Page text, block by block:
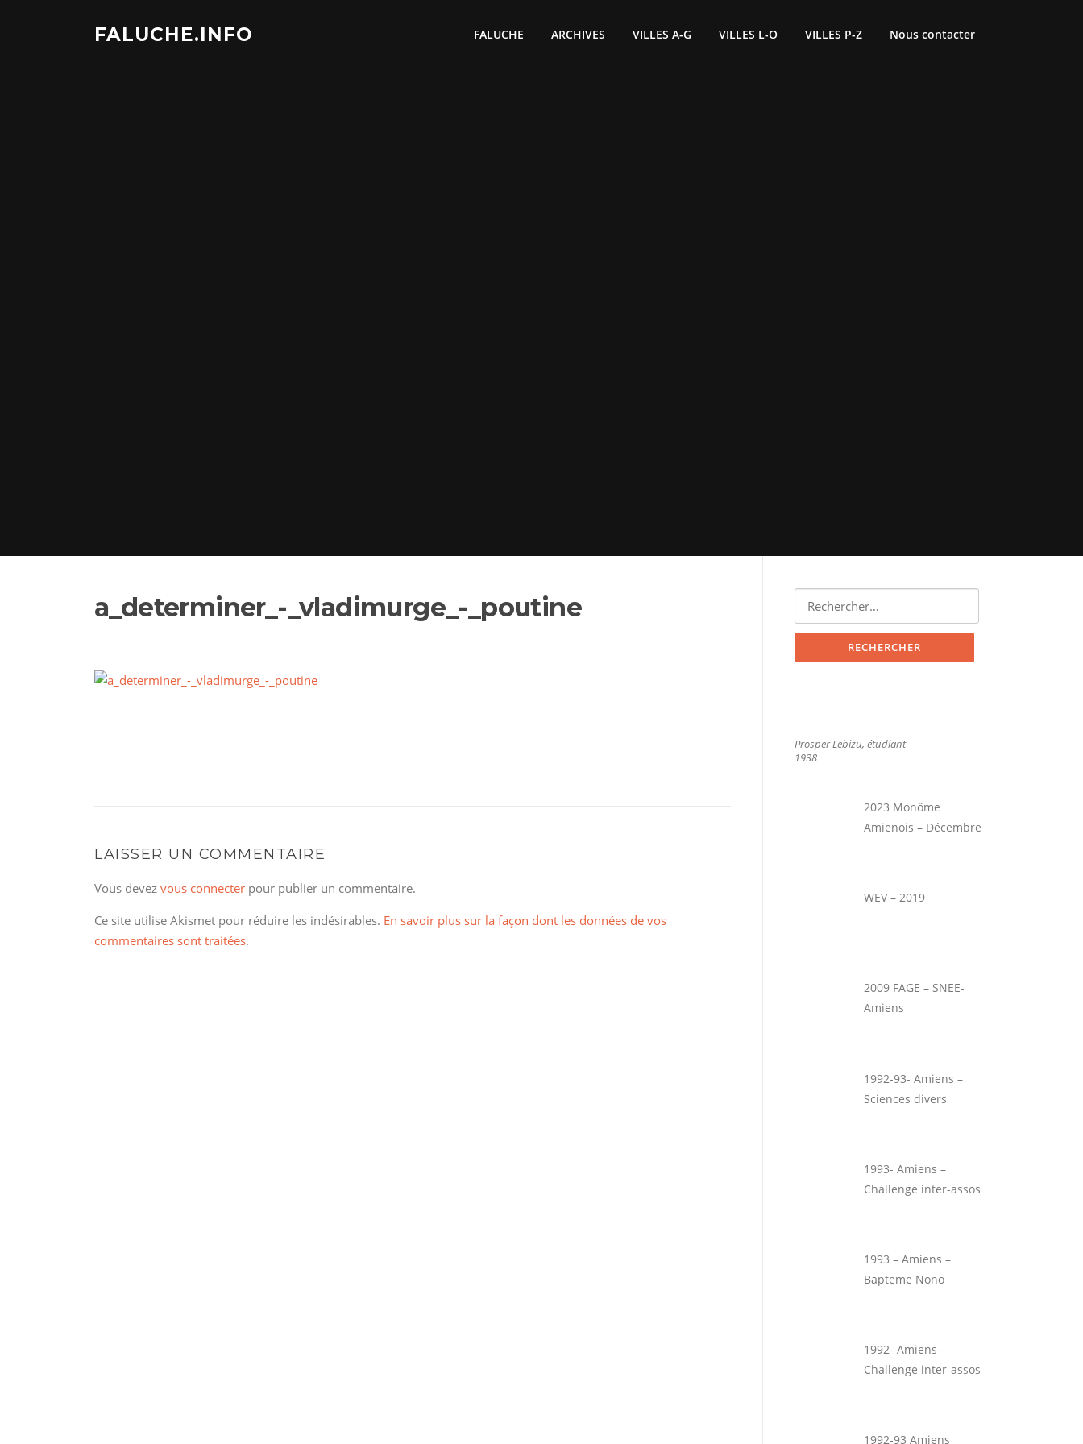
FALUCHE.INFO FALUCHE ARCHIVES VILLES A-G VILLES L-O VILLES P-Z Nous contacter
a_determiner_-_vladimurge_-_poutine
LAISSER UN COMMENTAIRE
Vous devez vous connecter pour publier un commentaire.
Ce site utilise Akismet pour réduire les indésirables. En savoir plus sur la façon dont les données de vos
commentaires sont traitées.
Rechercher :
Prosper Lebizu, étudiant -
1938
2023 Monôme
Amienois – Décembre
WEV – 2019
2009 FAGE – SNEE-
Amiens
1992-93- Amiens –
Sciences divers
1993- Amiens –
Challenge inter-assos
1993 – Amiens –
Bapteme Nono
1992- Amiens –
Challenge inter-assos
1992-93 Amiens